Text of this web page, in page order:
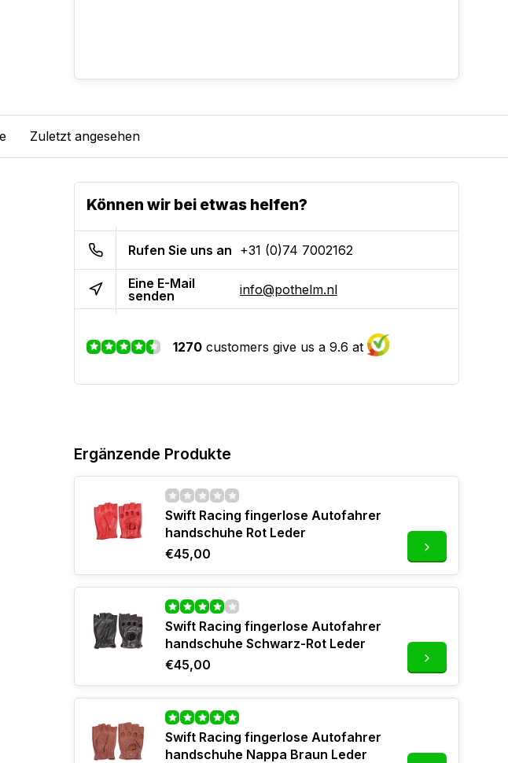
Zuletzt angesehen
Können wir bei etwas helfen?
Rufen Sie uns an +31 (0)74 7002162
Eine E-Mail
senden
info@pothelm.nl
1270 customers give us a 9.6 at
Ergänzende Produkte
Swift Racing fingerlose Autofahrer
handschuhe Rot Leder
€45,00
Swift Racing fingerlose Autofahrer
handschuhe Schwarz-Rot Leder
€45,00
Swift Racing fingerlose Autofahrer
handschuhe Nappa Braun Leder